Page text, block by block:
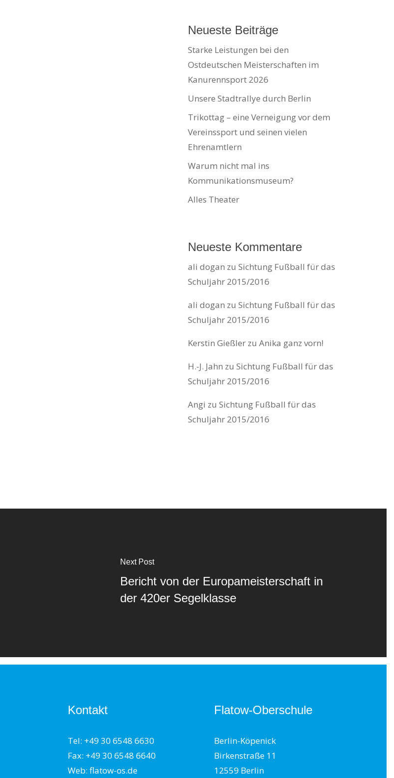
Neueste Beiträge
Starke Leistungen bei den
Ostdeutschen Meisterschaften im
Kanurennsport 2026
Unsere Stadtrallye durch Berlin
Trikottag – eine Verneigung vor dem
Vereinssport und seinen vielen
Ehrenamtlern
Warum nicht mal ins
Kommunikationsmuseum?
Alles Theater
Neueste Kommentare
ali dogan zuSichtung Fußball für das
Schuljahr 2015/2016
ali dogan zuSichtung Fußball für das
Schuljahr 2015/2016
Kerstin Gießler zuAnika ganz vorn!
H.-J. Jahn zuSichtung Fußball für das
Schuljahr 2015/2016
Angi zuSichtung Fußball für das
Schuljahr 2015/2016
Next Post
Bericht von der Europameisterschaft in
der 420er Segelklasse
Kontakt
Tel: +49 30 6548 6630
Fax: +49 30 6548 6640
Web: flatow-os.de
Flatow-Oberschule
Berlin-Köpenick
Birkenstraße 11
12559 Berlin